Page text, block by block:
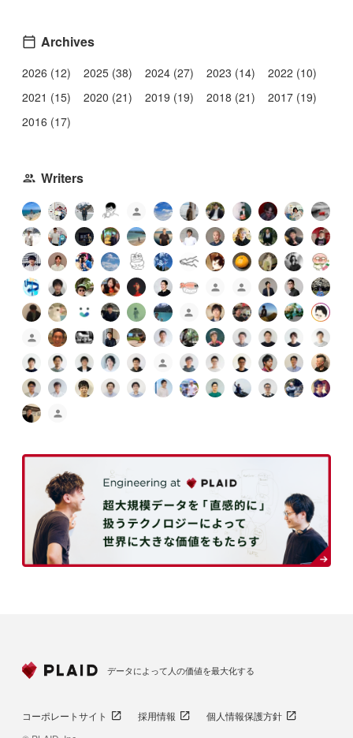
Archives
2026 (12) 2025 (38) 2024 (27) 2023 (14)
2022 (10)
2021 (15)
2020 (21) 2019 (19) 2018 (21)
2017 (19)
2016 (17)
Writers
データによって人の価値を最大化する
コーポレートサイト 採用情報
個人情報保護方針